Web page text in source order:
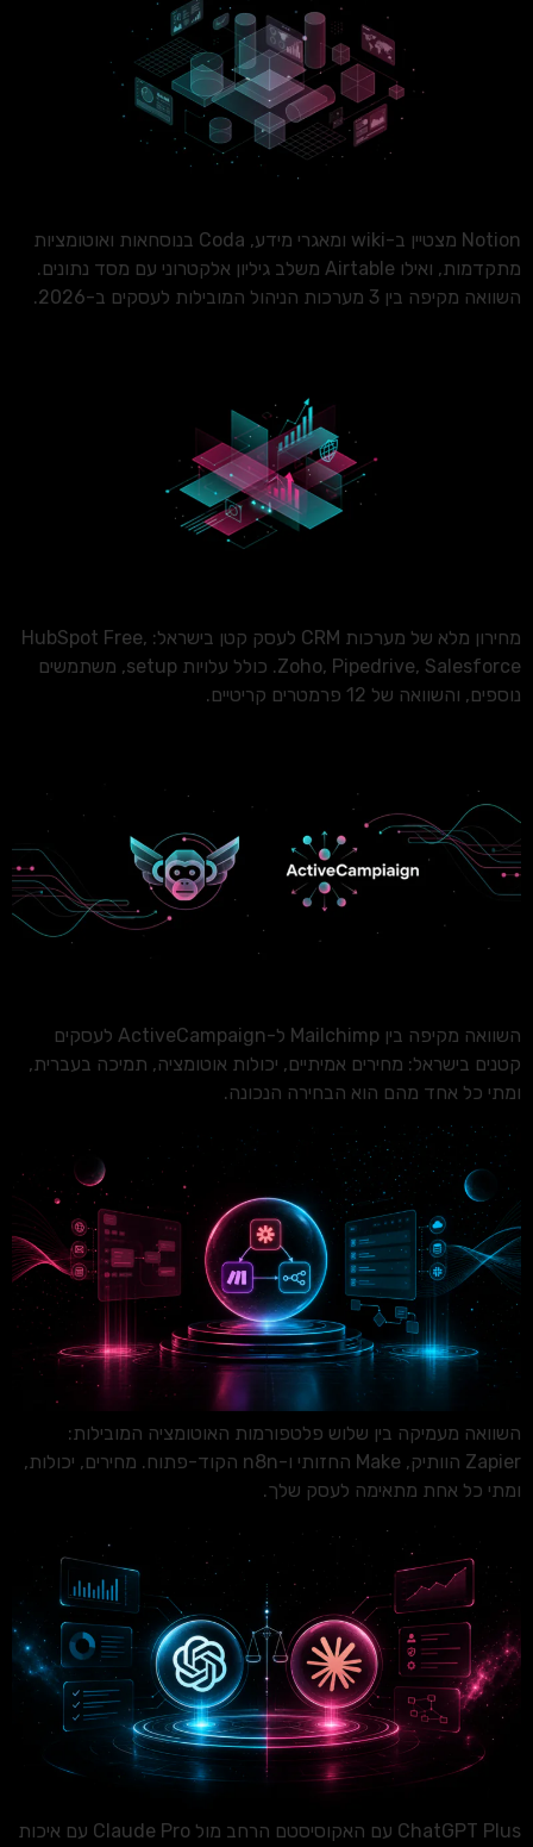
Notion מצטיין ב-wiki ומאגרי מידע, Coda בנוסחאות ואוטומציות
מתקדמות, ואילו Airtable משלב גיליון אלקטרוני עם מסד נתונים.
השוואה מקיפה בין 3 מערכות הניהול המובילות לעסקים ב-2026.
מחירון מלא של מערכות CRM לעסק קטן בישראל: HubSpot Free,
Zoho, Pipedrive, Salesforce. כולל עלויות setup, משתמשים
נוספים, והשוואה של 12 פרמטרים קריטיים.
השוואה מקיפה בין Mailchimp ל-ActiveCampaign לעסקים
קטנים בישראל: מחירים אמיתיים, יכולות אוטומציה, תמיכה בעברית,
ומתי כל אחד מהם הוא הבחירה הנכונה.
השוואה מעמיקה בין שלוש פלטפורמות האוטומציה המובילות:
Zapier הוותיק, Make החזותי ו-n8n הקוד-פתוח. מחירים, יכולות,
ומתי כל אחת מתאימה לעסק שלך.
ChatGPT Plus עם האקוסיסטם הרחב מול Claude Pro עם איכות